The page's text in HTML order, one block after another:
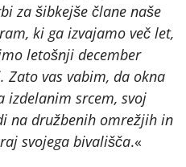
za šibkejše člane naše
ki ga izvajamo več let,
letošnji december
vas vabim, da okna
izdelanim srcem, svoj
na družbenih omrežjih in
svojega bivališča.«